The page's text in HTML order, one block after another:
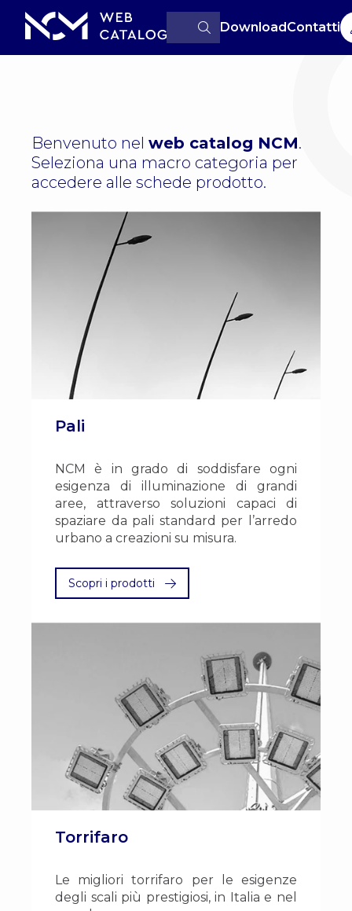
DownloadContatti
Benvenuto nel web catalog NCM.
Seleziona una macro categoria per
accedere alle schede prodotto.
Pali
NCM è in grado di soddisfare ogni
esigenza di illuminazione di grandi
aree, attraverso soluzioni capaci di
spaziare da pali standard per l’arredo
urbano a creazioni su misura.
Scopri i prodotti
Torrifaro
Le migliori torrifaro per le esigenze
degli scali più prestigiosi, in Italia e nel